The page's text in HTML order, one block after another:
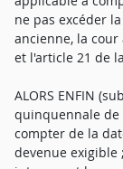
ne pas excéder
ancienne, la
et l'article 21 de
ALORS ENFIN
quinquennale de
compter de la
devenue